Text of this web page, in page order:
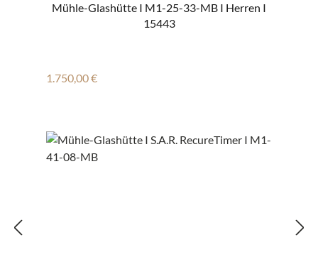
Mühle-Glashütte I M1-25-33-MB I Herren I
15443
Regulärer Preis:
1.750,00 €